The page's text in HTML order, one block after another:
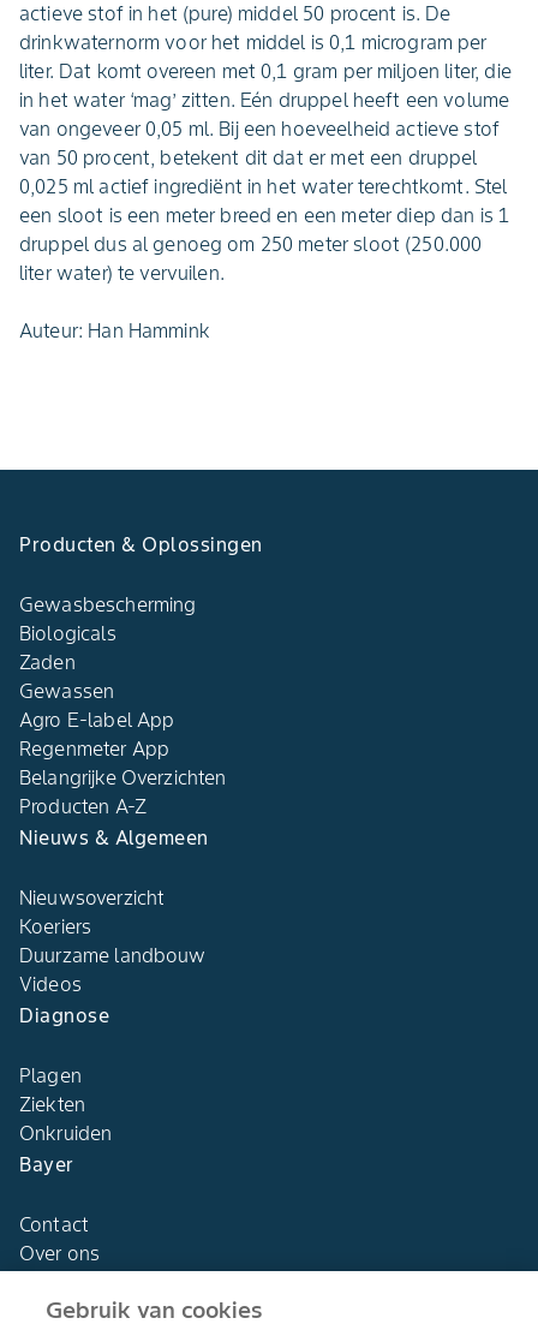
actieve stof in het (pure) middel 50 procent is. De
drinkwaternorm voor het middel is 0,1 microgram per
liter. Dat komt overeen met 0,1 gram per miljoen liter, die
in het water ‘mag’ zitten. Eén druppel heeft een volume
van ongeveer 0,05 ml. Bij een hoeveelheid actieve stof
van 50 procent, betekent dit dat er met een druppel
0,025 ml actief ingrediënt in het water terechtkomt. Stel
een sloot is een meter breed en een meter diep dan is 1
druppel dus al genoeg om 250 meter sloot (250.000
liter water) te vervuilen.
Auteur: Han Hammink
Producten & Oplossingen
Gewasbescherming
Biologicals
Zaden
Gewassen
Agro E-label App
Regenmeter App
Belangrijke Overzichten
Producten A-Z
Nieuws & Algemeen
Nieuwsoverzicht
Koeriers
Duurzame landbouw
Videos
Diagnose
Plagen
Ziekten
Onkruiden
Bayer
Contact
Over ons
Gebruik van cookies